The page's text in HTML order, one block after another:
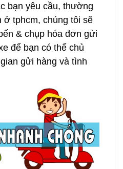
bạn yêu cầu, thường
ở tphcm, chúng tôi sẽ
& chụp hóa đơn gửi
để bạn có thể chủ
gửi hàng và tình